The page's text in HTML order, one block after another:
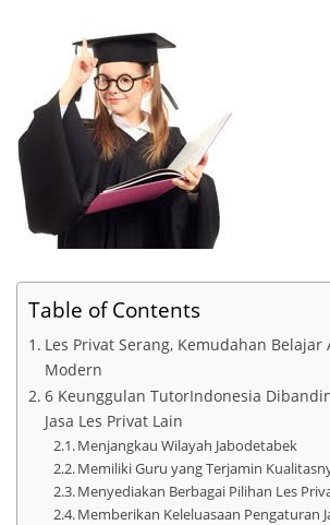
Table of Contents
Les Privat Serang, Kemudahan Belajar
Modern
6 Keunggulan TutorIndonesia
Jasa Les Privat Lain
Menjangkau Wilayah Jabodetabek
Memiliki Guru yang Terjamin
Menyediakan Berbagai Pilihan Les
Memberikan Keleluasaan Pengaturan